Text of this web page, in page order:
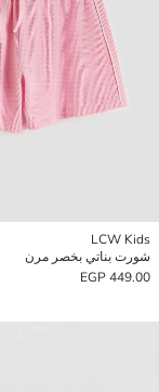
LCW Kids
شورت بناتي بخصر مرن
449.00 EGP